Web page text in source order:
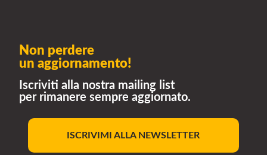
Non perdere
un aggiornamento!
Iscriviti alla nostra mailing list
per rimanere sempre aggiornato.
ISCRIVIMI ALLA NEWSLETTER